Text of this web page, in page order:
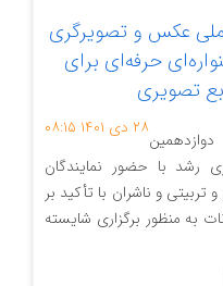
عکس و تصویرگری
حرفه‌ای برای
تصویری
۲۸ دی ۱۴۰۱ ۰۸:۱۵
رشد با حضور نمایندگان
و ناشران با تأکید بر
به منظور برگزاری شایسته